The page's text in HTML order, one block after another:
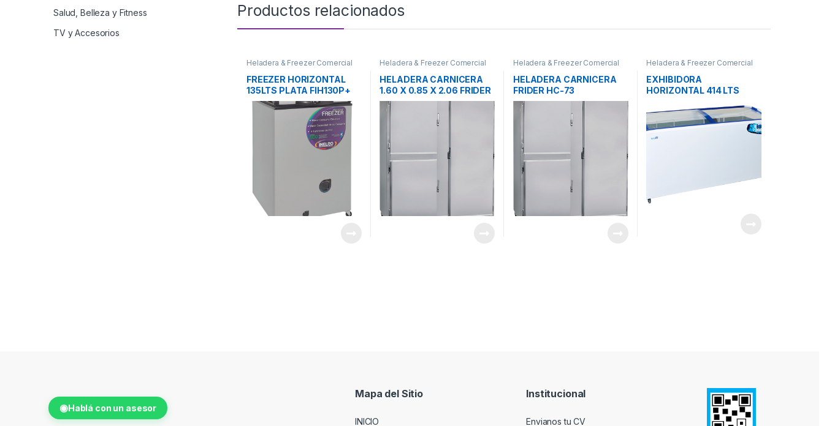
Productos relacionados
Heladera & Freezer Comercial
FREEZER HORIZONTAL
135LTS PLATA FIH130P+
INELRO
Heladera & Freezer Comercial
HELADERA CARNICERA
1.60 X 0.85 X 2.06 FRIDER
HC-53
Heladera & Freezer Comercial
HELADERA CARNICERA
FRIDER HC-73
Heladera & Freezer Comercial
EXHIBIDORA
HORIZONTAL 414 LTS
TEORA
Salud, Belleza y Fitness
TV y Accesorios
◉Hablá con un asesor
Mapa del Sitio
INICIO
Institucional
Envianos tu CV